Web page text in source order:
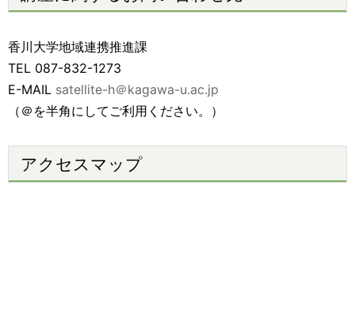
香川大学地域連携推進課
TEL 087-832-1273
E-MAIL satellite-h＠kagawa-u.ac.jp
（＠を半角にしてご利用ください。）
アクセスマップ